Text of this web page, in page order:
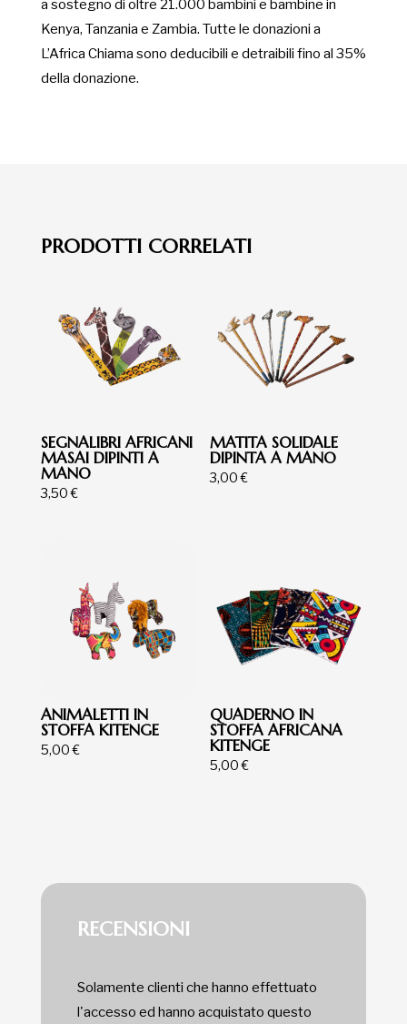
a sostegno di oltre 21.000 bambini e bambine in
Kenya, Tanzania e Zambia. Tutte le donazioni a
L’Africa Chiama sono deducibili e detraibili fino al 35%
della donazione.
PRODOTTI CORRELATI
SEGNALIBRI AFRICANI
MASAI DIPINTI A
MANO
3,50€
MATITA SOLIDALE
DIPINTA A MANO
3,00€
ANIMALETTI IN
STOFFA KITENGE
5,00€
QUADERNO IN
STOFFA AFRICANA
KITENGE
5,00€
RECENSIONI
Solamente clienti che hanno effettuato
l'accesso ed hanno acquistato questo